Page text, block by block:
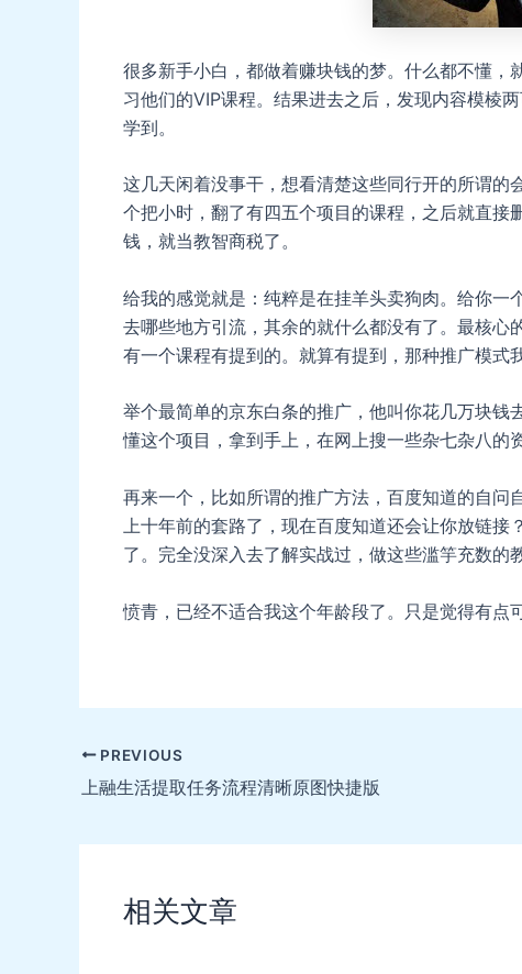
很多新手小白，都做着赚块钱的梦。什么都不懂
习他们的VIP课程。结果进去之后，发现内容模棱
学到。
这几天闲着没事干，想看清楚这些同行开的所谓的
个把小时，翻了有四五个项目的课程，之后就直
钱，就当教智商税了。
给我的感觉就是：纯粹是在挂羊头卖狗肉。给你一
去哪些地方引流，其余的就什么都没有了。最核
有一个课程有提到的。就算有提到，那种推广模
举个最简单的京东白条的推广，他叫你花几万块
懂这个项目，拿到手上，在网上搜一些杂七杂八的
再来一个，比如所谓的推广方法，百度知道的自
上十年前的套路了，现在百度知道还会让你放链
了。完全没深入去了解实战过，做这些滥竽充数
愤青，已经不适合我这个年龄段了。只是觉得有点
Post
navigation
PREVIOUS
上融生活提取任务流程清晰原图快捷版
相关文章